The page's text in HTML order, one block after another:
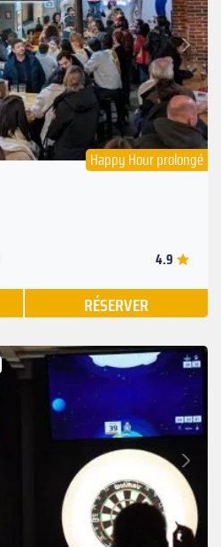
Suivant
Happy Hour prolongé
4.9
RÉSERVER
Suivant